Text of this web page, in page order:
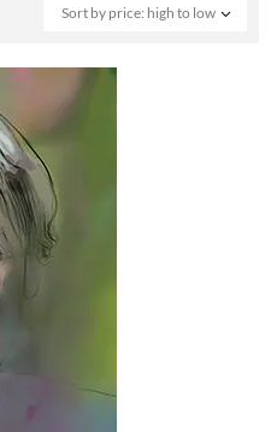
Sort by price: high to low